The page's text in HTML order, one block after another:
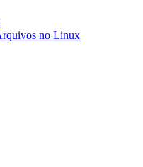
no Linux